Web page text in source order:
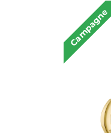
Campagne